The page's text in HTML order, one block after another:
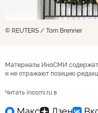
© REUTERS / Tom Brenner
Материалы ИноСМИ содержат
и не отражают позицию
Читать inosmi.ru в